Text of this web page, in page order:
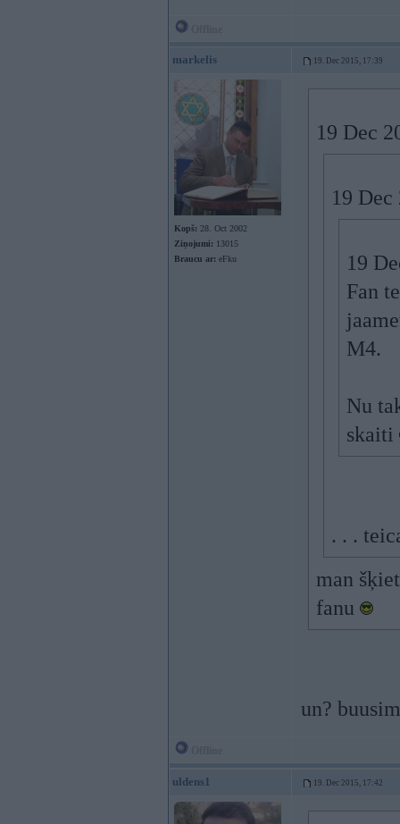
markelis 19. Dec 2015, 17:39
Kopš: 28. Oct 2002
Ziņojumi: 13015
Braucu ar: eFku
19 Dec
19
19
Fan
M4.
Nu
skaiti
. . .
man
fanu
un?
uldens1 19. Dec 2015, 17:42